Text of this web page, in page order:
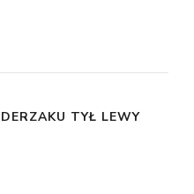
TYŁ LEWY